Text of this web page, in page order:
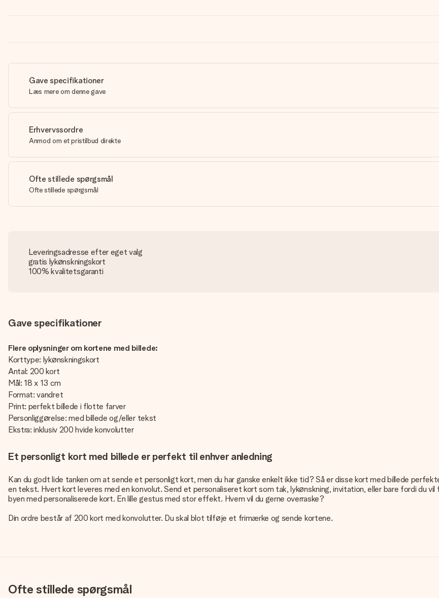
Gave specifikationer
Læs mere om denne gave
Erhvervssordre
Anmod om et pristilbud direkte
Ofte stillede spørgsmål
Ofte stillede spørgsmål
Leveringsadresse efter eget valg
gratis lykønskningskort
100% kvalitetsgaranti
Gave specifikationer
Flere oplysninger om kortene med billede:
Korttype: lykønskningskort
Antal: 200 kort
Mål: 18 x 13 cm
Format: vandret
Print: perfekt billede i flotte farver
Personliggørelse: med billede og/eller tekst
Ekstra: inklusiv 200 hvide konvolutter
Et personligt kort med billede er perfekt til enhver anledning
Kan du godt lide tanken om at sende et personligt kort, men du har ganske enkelt ikke tid? Så er disse kort med billede
en tekst. Hvert kort leveres med en konvolut. Send et personaliseret kort som tak, lykønskning, invitation, eller bare fordi du
byen med personaliserede kort. En lille gestus med stor effekt. Hvem vil du gerne overraske?
Din ordre består af 200 kort med konvolutter. Du skal blot tilføje et frimærke og sende kortene.
Ofte stillede spørgsmål